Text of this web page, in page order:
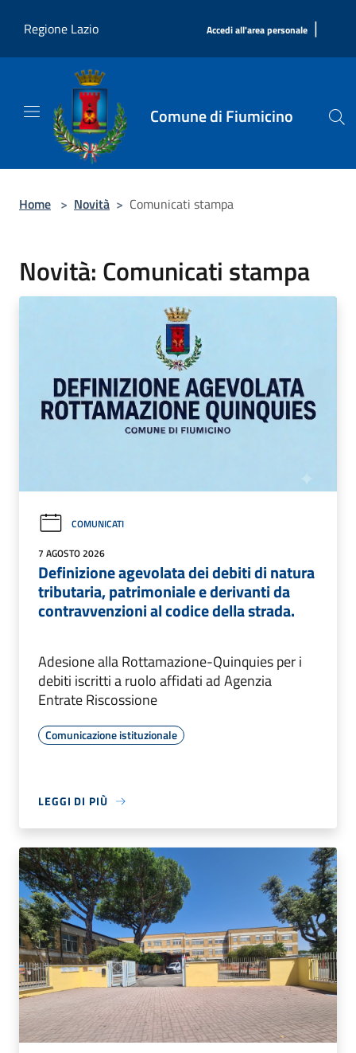
Regione Lazio
Accedi all'area personale |
Comune di Fiumicino
Home > Novità > Comunicati stampa
Novità: Comunicati stampa
COMUNICATI
7 AGOSTO 2026
Definizione agevolata dei debiti di natura
tributaria, patrimoniale e derivanti da
contravvenzioni al codice della strada.
Adesione alla Rottamazione-Quinquies per i
debiti iscritti a ruolo affidati ad Agenzia
Entrate Riscossione
Comunicazione istituzionale
LEGGI DI PIÙ